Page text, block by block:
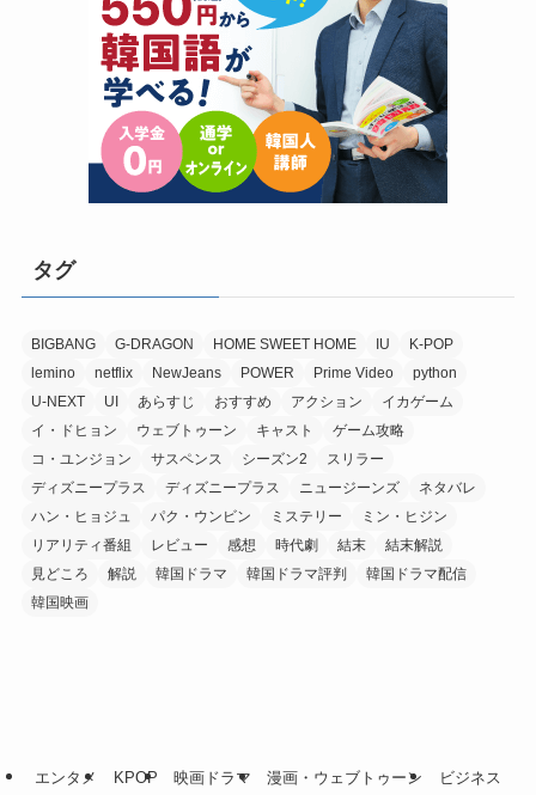
タグ
BIGBANG G-DRAGON HOME SWEET HOME IU
K-POP
lemino
netflix NewJeans POWER Prime Video
python
U-NEXT
UI あらすじ おすすめ アクション
イカゲーム
イ・ドヒョン
ウェブトゥーン キャスト
ゲーム攻略
コ・ユンジョン
サスペンス シーズン2
スリラー
ディズニープラス
ディズニープラス ニュージーンズ
ネタバレ
ハン・ヒョジュ
パク・ウンビン ミステリー
ミン・ヒジン
リアリティ番組
レビュー 感想 時代劇 結末
結末解説
見どころ
解説 韓国ドラマ 韓国ドラマ評判
韓国ドラマ配信
韓国映画
エンタメ KPOP 映画ドラマ 漫画・ウェブトゥーン ビジネス